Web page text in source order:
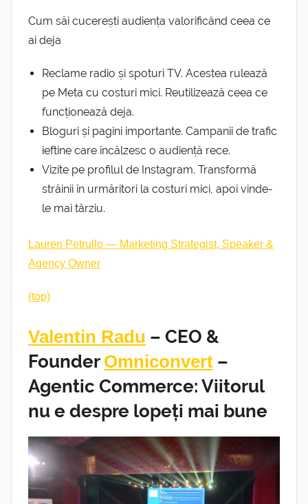
Cum săi cucerești audiența valorificând ceea ce
ai deja
Reclame radio și spoturi TV. Acestea rulează
pe Meta cu costuri mici. Reutilizează ceea ce
funcționează deja.
Bloguri și pagini importante. Campanii de trafic
ieftine care încălzesc o audiență rece.
Vizite pe profilul de Instagram. Transformă
străinii în urmăritori la costuri mici, apoi vinde-
le mai târziu.
Lauren Petrullo — Marketing Strategist, Speaker &
Agency Owner
(top)
Valentin Radu – CEO &
Founder Omniconvert –
Agentic Commerce: Viitorul
nu e despre lopeți mai bune